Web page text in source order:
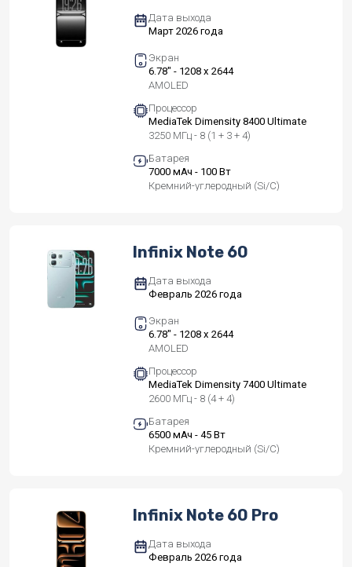
Дата выхода
Март 2026 года
Экран
6.78" - 1208 x 2644
AMOLED
Процессор
MediaTek Dimensity 8400 Ultimate
3250 МГц - 8 (1 + 3 + 4)
Батарея
7000 мАч - 100 Вт
Кремний-углеродный (Si/C)
Infinix Note 60
Дата выхода
Февраль 2026 года
Экран
6.78" - 1208 x 2644
AMOLED
Процессор
MediaTek Dimensity 7400 Ultimate
2600 МГц - 8 (4 + 4)
Батарея
6500 мАч - 45 Вт
Кремний-углеродный (Si/C)
Infinix Note 60 Pro
Дата выхода
Февраль 2026 года